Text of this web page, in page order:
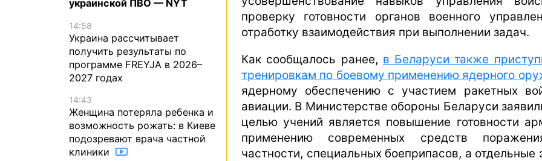
проверку готовности органов военного
отработку взаимодействия при выполнении задач.
Как сообщалось ранее, в Беларуси также
тренировкам по боевому применению ядерного
ядерному обеспечению с участием ракетных
авиации. В Министерстве обороны Беларуси
целью учений является повышение готовности
применению современных средств
частности, специальных боеприпасов, а отдельные
украинской ПВО — NYT
14:58
Украина рассчитывает
получить результаты по
программе FREYJA в 2026–
2027 годах
14:43
Женщина потеряла ребенка и
возможность рожать: в Киеве
подозревают врача частной
клиники